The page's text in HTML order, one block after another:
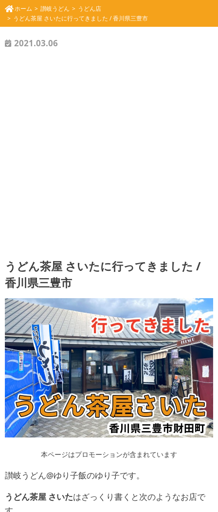
ホーム 讃岐うどん
うどん店
うどん茶屋 さいたに行ってきました / 香川県三豊市
2021.03.06
うどん茶屋 さいたに行ってきました /
香川県三豊市
本ページはプロモーションが含まれています
讃岐うどん@ゆり子飯のゆり子です。
うどん茶屋 さいたはざっくり書くと次のようなお店で